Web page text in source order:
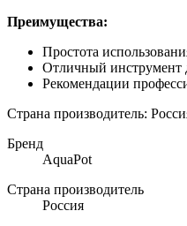
Преимущества:
Простота
Отличный инструмент
Рекомендации
Страна производитель:
Бренд
AquaPot
Страна производитель
Россия